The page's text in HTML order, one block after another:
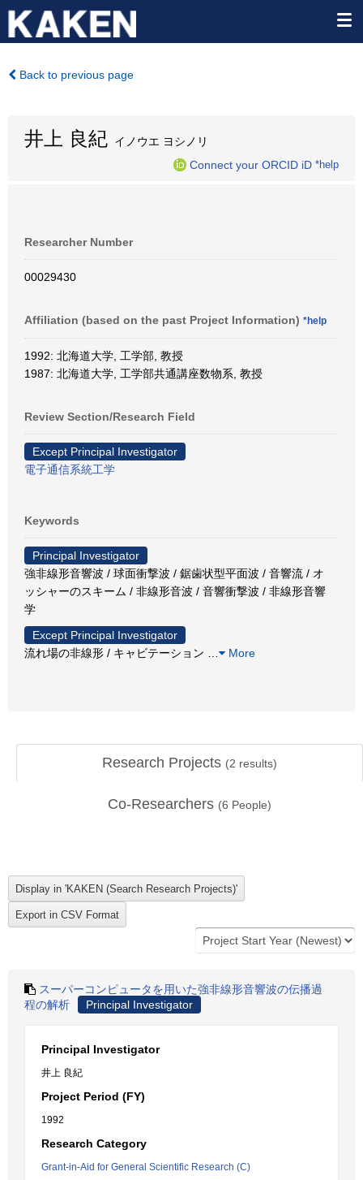
Back to previous page
井上 良紀 イノウエ ヨシノリ
Connect your ORCID iD *help
Researcher Number
00029430
Affiliation (based on the past Project Information) *help
1992: 北海道大学, 工学部, 教授
1987: 北海道大学, 工学部共通講座数物系, 教授
Review Section/Research Field
Except Principal Investigator
電子通信系統工学
Keywords
Principal Investigator
強非線形音響波 / 球面衝撃波 / 鋸歯状型平面波 / 音響流 / オ
ッシャーのスキーム / 非線形音波 / 音響衝撃波 / 非線形音響
学
Except Principal Investigator
流れ場の非線形 / キャビテーション
More
Research Projects (2 results)
Co-Researchers (6 People)
スーパーコンピュータを用いた強非線形音響波の伝播過
程の解析
Principal Investigator
Principal Investigator
井上 良紀
Project Period (FY)
1992
Research Category
Grant-in-Aid for General Scientific Research (C)